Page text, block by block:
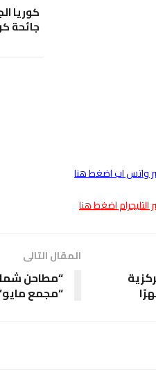
كوريا
جائحة
عبر واتس اب اضغط هنا
التليجرام اضغط هنا
المقال التالى
“مطاحن
“مجمع